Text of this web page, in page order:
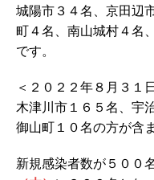
城陽市３４名、京田辺
町４名、南山城村４名
です。
＜２０２２年８月３１
木津川市１６５名、宇
御山町１０名の方が含
新規感染者数が５００